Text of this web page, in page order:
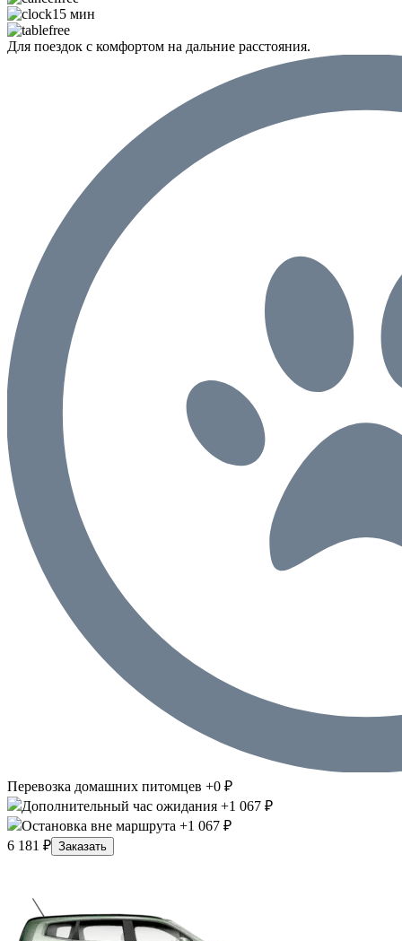
15 мин
free
Для поездок с комфортом на дальние расстояния.
Перевозка домашних питомцев +0 ₽
Дополнительный час ожидания +1 067 ₽
Остановка вне маршрута +1 067 ₽
6 181 ₽ Заказать